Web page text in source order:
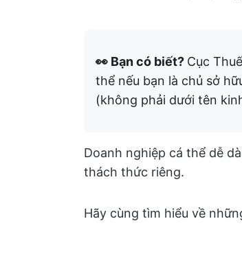
👀 Bạn có biết? Cục
thể nếu bạn là chủ sở
(không phải dưới tên
Doanh nghiệp cá thể dễ
thách thức riêng.
Hãy cùng tìm hiểu về